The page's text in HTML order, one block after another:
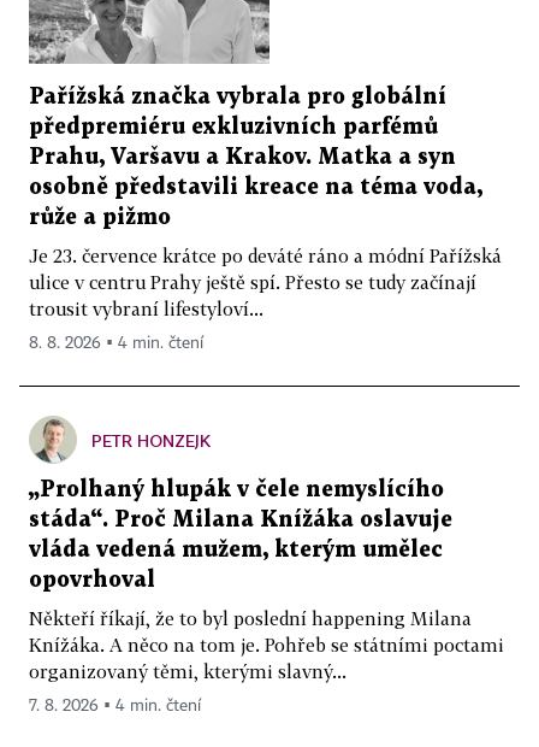
Pařížská značka vybrala pro globální
předpremiéru exkluzivních parfémů
Prahu, Varšavu a Krakov. Matka a syn
osobně představili kreace na téma voda,
růže a pižmo
Je 23. července krátce po deváté ráno a módní Pařížská
ulice v centru Prahy ještě spí. Přesto se tudy začínají
trousit vybraní lifestyloví...
8. 8. 2026 ▪ 4 min. čtení
PETR HONZEJK
„Prolhaný hlupák v čele nemyslícího
stáda“. Proč Milana Knížáka oslavuje
vláda vedená mužem, kterým umělec
opovrhoval
Někteří říkají, že to byl poslední happening Milana
Knížáka. A něco na tom je. Pohřeb se státními poctami
organizovaný těmi, kterými slavný...
7. 8. 2026 ▪ 4 min. čtení